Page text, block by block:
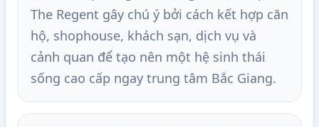
The Regent gây chú ý bởi cách kết hợp căn
hộ, shophouse, khách sạn, dịch vụ và
cảnh quan để tạo nên một hệ sinh thái
sống cao cấp ngay trung tâm Bắc Giang.